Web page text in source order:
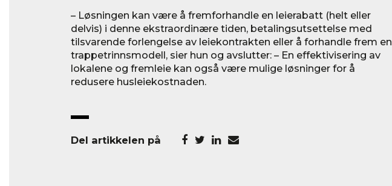
– Løsningen kan være å fremforhandle en leierabatt (helt eller
delvis) i denne ekstraordinære tiden, betalingsutsettelse med
tilsvarende forlengelse av leiekontrakten eller å forhandle frem en
trappetrinnsmodell, sier hun og avslutter: – En effektivisering av
lokalene og fremleie kan også være mulige løsninger for å
redusere husleiekostnaden.
Del artikkelen på